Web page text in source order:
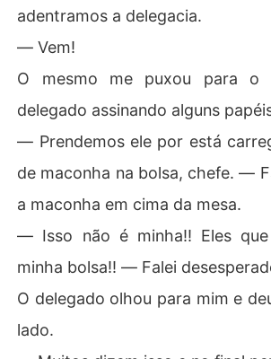
adentramos a delegacia.
― Vem!
O mesmo me puxou para
delegado assinando alguns
― Prendemos ele por está
de maconha na bolsa, chefe. ―
a maconha em cima da mesa.
― Isso não é minha!! Eles
minha bolsa!! ― Falei
O delegado olhou para mim e
lado.